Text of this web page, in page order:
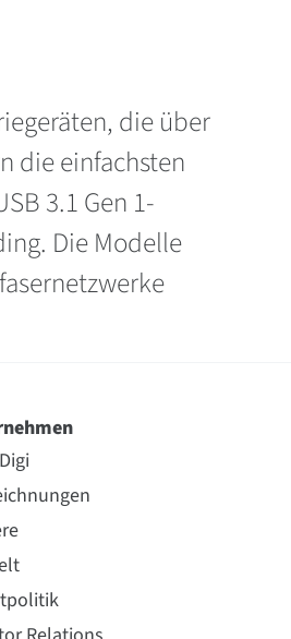
die über
die einfachsten
3.1 Gen 1-
Die Modelle